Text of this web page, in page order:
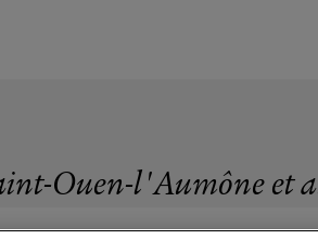
Ouen-l'Aumône et